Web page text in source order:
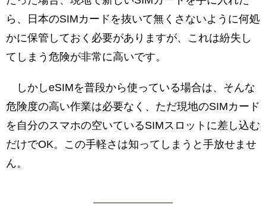
ら、日本のSIMカードを抜いて無くさないように何処
かに保管しておく必要がありますが、これは紛失し
てしまう危険が非常に高いです。
しかしeSIMを普段から使っている場合は、そんな
危険度の高い作業は必要なく、ただ現地のSIMカード
を自分のスマホの空いているSIMスロットに差し込む
だけでOK。この手軽さは知ってしまうと手放せませ
ん。